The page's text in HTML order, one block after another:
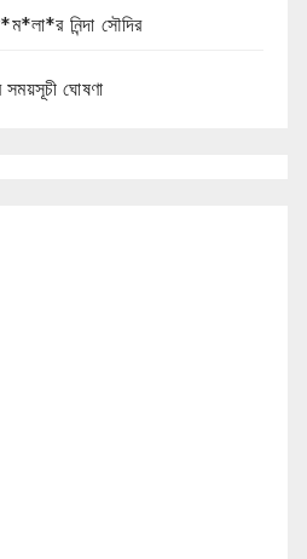
নিন্দা সৌদির
সময়সূচী ঘোষণা